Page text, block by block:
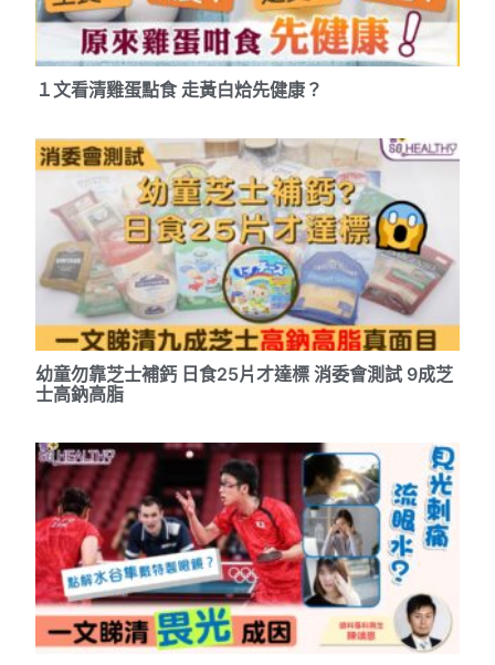
１文看清雞蛋點食 走黃白烚先健康？
幼童勿靠芝士補鈣 日食25片才達標 消委會測試 9成芝
士高鈉高脂